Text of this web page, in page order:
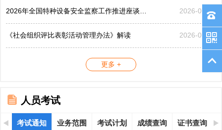
2026年全国特种设备安全监察工作推进座谈会在黑龙江哈... 2026-07-21
《社会组织评比表彰活动管理办法》解读 2026-07-17
更多 +
人员考试
考试通知 业务范围 考试计划 成绩查询 证书查询